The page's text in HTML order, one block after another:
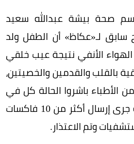
صحة بيشة عبدالله سعيد
لـ«عكاظ» أن الطفل ولد
الأنفي نتيجة عيب خلقي
بالقلب والقدمين والخصيتين،
الأطباء باشروا الحالة كل في
ما يخصه، مؤكدا أنه جرى إرسال أكثر من 10 فاكسات
وتم الاعتذار.